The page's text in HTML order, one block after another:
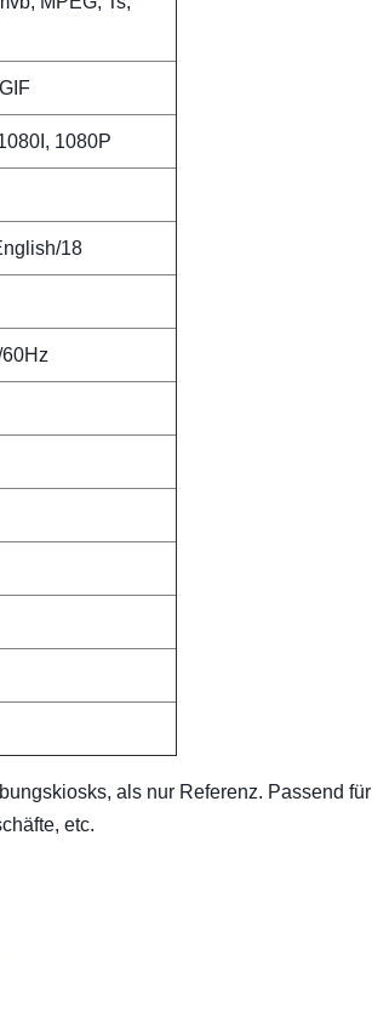
1080P
18
als nur Referenz. Passend für
etc.